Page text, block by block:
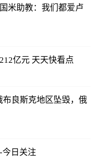
米助教：我们都爱卢
亿元 天天快看点
良斯克地区坠毁，俄
日关注